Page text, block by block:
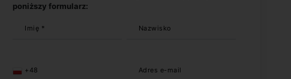
poniższy formularz:
Imię * Nazwisko
+48 Adres e-mail